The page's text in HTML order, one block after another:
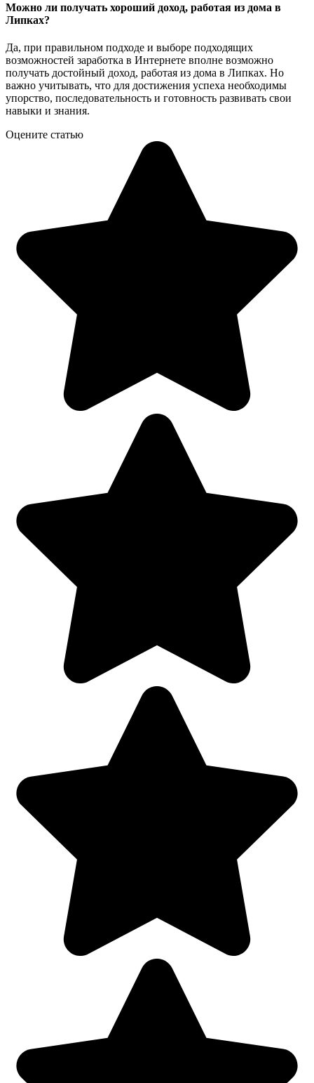
Можно ли получать хороший доход, работая из дома в
Липках?
Да, при правильном подходе и выборе подходящих
возможностей заработка в Интернете вполне возможно
получать достойный доход, работая из дома в Липках. Но
важно учитывать, что для достижения успеха необходимы
упорство, последовательность и готовность развивать свои
навыки и знания.
Оцените статью